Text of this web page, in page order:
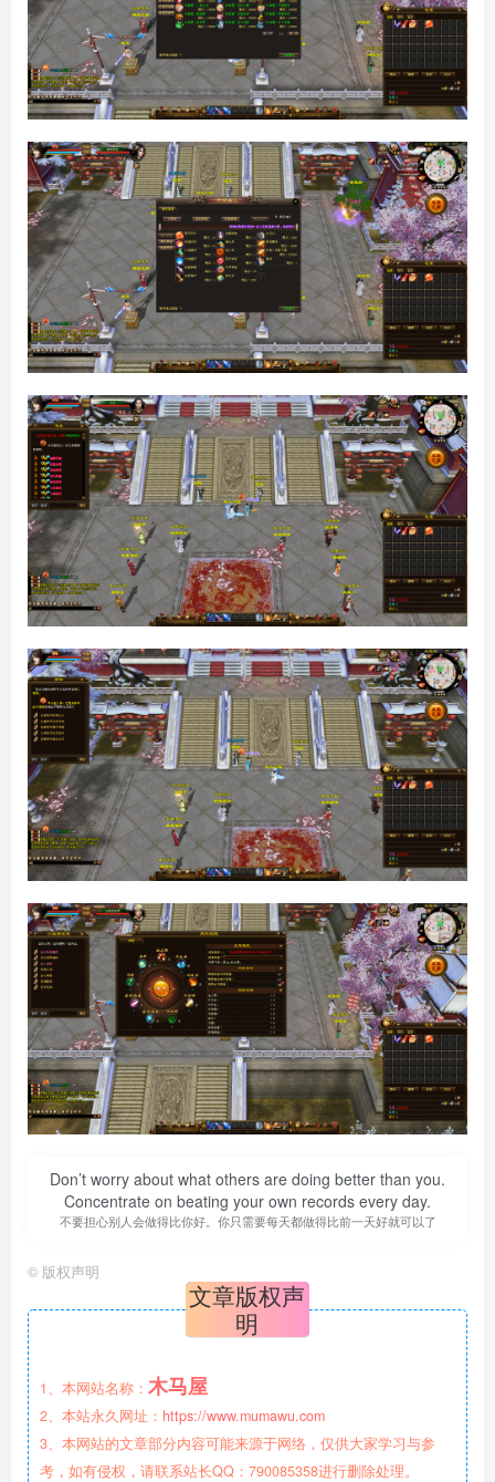
Don’t worry about what others are doing better than you.
Concentrate on beating your own records every day.
不要担心别人会做得比你好。你只需要每天都做得比前一天好就可以了
© 版权声明
文章版权声
明
1、本网站名称： 木马屋
2、本站永久网址： https://www.mumawu.com
3、本网站的文章部分内容可能来源于网络，仅供大家学习与参
考，如有侵权，请联系站长QQ：790085358进行删除处理。